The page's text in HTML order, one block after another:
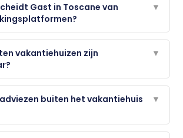
Gast in Toscane van
▼
vakantiehuizen zijn
▼
buiten het vakantiehuis
▼